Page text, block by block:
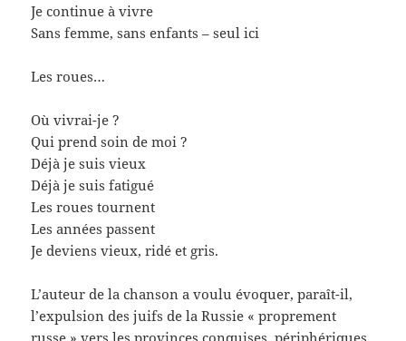
Je continue à vivre
Sans femme, sans enfants – seul ici
Les roues…
Où vivrai-je ?
Qui prend soin de moi ?
Déjà je suis vieux
Déjà je suis fatigué
Les roues tournent
Les années passent
Je deviens vieux, ridé et gris.
L’auteur de la chanson a voulu évoquer, paraît-il,
l’expulsion des juifs de la Russie « proprement